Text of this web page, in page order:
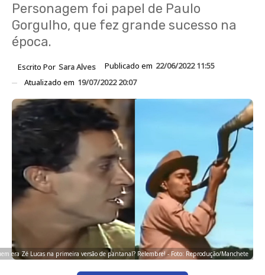
Personagem foi papel de Paulo
Gorgulho, que fez grande sucesso na
época.
Escrito Por Sara Alves Publicado em 22/06/2022 11:55
Atualizado em 19/07/2022 20:07
era Zé Lucas na primeira versão de pantanal? Relembre! - Foto: Reprodução/Manchete